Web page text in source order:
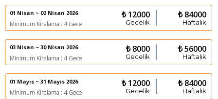
01 Nisan ~ 02 Nisan 2026
Minimum Kiralama : 4 Gece
₺ 12000
Gecelik
₺ 84000
Haftalık
03 Nisan ~ 30 Nisan 2026
Minimum Kiralama : 4 Gece
₺ 8000
Gecelik
₺ 56000
Haftalık
01 Mayıs ~ 31 Mayıs 2026
Minimum Kiralama : 4 Gece
₺ 12000
Gecelik
₺ 84000
Haftalık